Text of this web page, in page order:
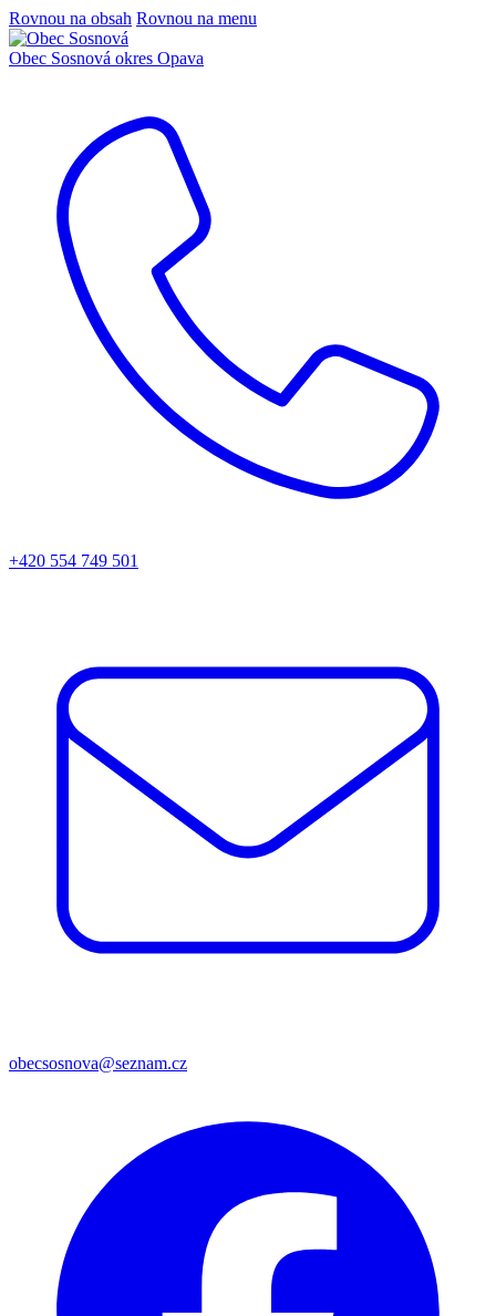
Rovnou na obsah Rovnou na menu
Obec Sosnová okres Opava
+420 554 749 501
obecsosnova@seznam.cz